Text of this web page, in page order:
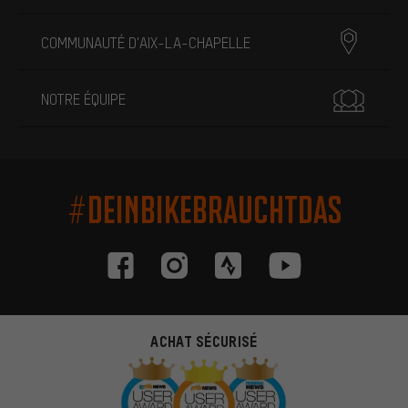
COMMUNAUTÉ D'AIX-LA-CHAPELLE
NOTRE ÉQUIPE
#DEINBIKEBRAUCHTDAS
ACHAT SÉCURISÉ